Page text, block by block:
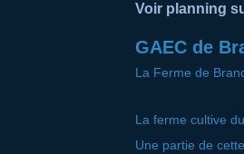
Voir planning
GAEC de
La Ferme de
La ferme cultive
Une partie de